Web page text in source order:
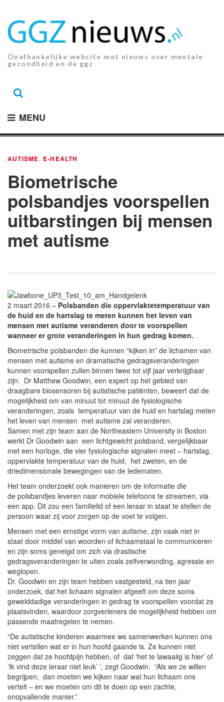
inhoud.
Onafhankelijke website met nieuws over mentale
gezondheid en de ggz
MENU
AUTISME, E-HEALTH
Biometrische
polsbandjes voorspellen
uitbarstingen bij mensen
met autisme
2 maart 2016 – Polsbanden die oppervlaktetemperatuur van
de huid en de hartslag te meten kunnen het leven van
mensen met autisme veranderen door te voorspellen
wanneer er grote veranderingen in hun gedrag komen.
Biometrische polsbanden die kunnen “kijken in” de lichamen van
mensen met autisme en dramatische gedragsveranderingen
kunnen voorspellen zullen binnen twee tot vijf jaar verkrijgbaar
zijn. Dr Matthew Goodwin, een expert op het gebied van
draagbare biosensoren bij autistische patiënten, beweert dat de
mogelijkheid om van minuut tot minuut de fysiologische
veranderingen, zoals temperatuur van de huid en hartslag meten
het leven van mensen met autisme zal veranderen.
Samen met zijn team aan de Northeastern University in Boston
werkt Dr Goodwin aan een lichtgewicht polsband, vergelijkbaar
met een horloge, die vier fysiologische signalen meet – hartslag,
oppervlakte temperatuur van de huid, het zweten, en de
driedimensionale bewegingen van de ledematen.
Het team onderzoekt ook manieren om de informatie die
de polsbandjes leveren naar mobiele telefoons te streamen, via
een app. Dit zou een familielid of een leraar in staat te stellen de
persoon waar zij voor zorgen op de voet te volgen.
Mensen met een ernstige vorm van autisme, zijn vaak niet in
staat door middel van woorden of lichaamstaal te communiceren
en zijn soms geneigd om zich via drastische
gedragsveranderingen te uiten zoals zelfverwonding, agressie en
weglopen.
Dr. Goodwin en zijn team hebben vastgesteld, na tien jaar
onderzoek, dat het lichaam signalen afgeeft om deze soms
gewelddadige veranderingen in gedrag te voorspellen voordat ze
plaatsvinden, waardoor zorgverleners de mogelijkheid hebben om
passende maatregelen te nemen.
“De autistische kinderen waarmee we samenwerken kunnen ons
niet vertellen wat er in hun hoofd gaande is. Ze kunnen niet
zeggen dat ze hoofdpijn hebben, of dat ‘het te lawaaiig is hier’ of
‘Ik vind deze leraar niet leuk’ ‘, zegt Goodwin. “Als we ze willen
begrijpen, dan moeten we kijken naar wat hun lichaam ons
vertelt – en we moeten om dit te doen op een zachte,
onopvallende manier.”